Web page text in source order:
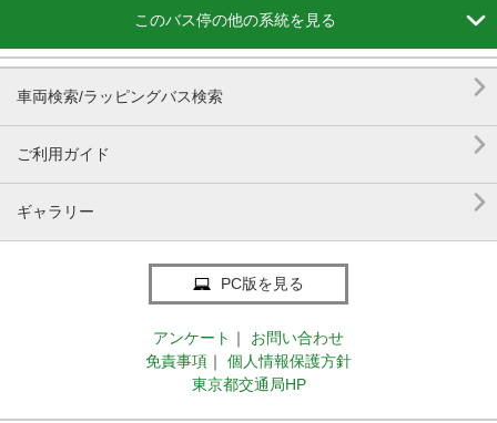
このバス停の他の系統を見る 
車両検索/ラッピングバス検索 
ご利用ガイド 
ギャラリー 
PC版を見る
アンケート ｜
お問い合わせ
免責事項 ｜
個人情報保護方針
東京都交通局HP